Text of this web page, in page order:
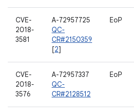
CVE-
2018-
3581
A-72957725
QC-
CR#2150359
[2]
EoP
CVE-
2018-
3576
A-72957337
QC-
CR#2128512
EoP